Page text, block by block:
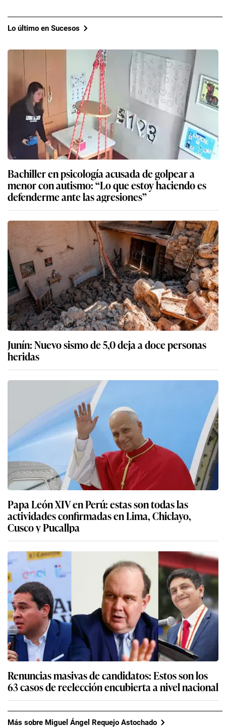
Lo último en Sucesos
Bachiller en psicología acusada de golpear a
menor con autismo: “Lo que estoy haciendo es
defenderme ante las agresiones”
Junín: Nuevo sismo de 5,0 deja a doce personas
heridas
Papa León XIV en Perú: estas son todas las
actividades confirmadas en Lima, Chiclayo,
Cusco y Pucallpa
Renuncias masivas de candidatos: Estos son los
63 casos de reelección encubierta a nivel nacional
Más sobre Miguel Ángel Requejo Astochado